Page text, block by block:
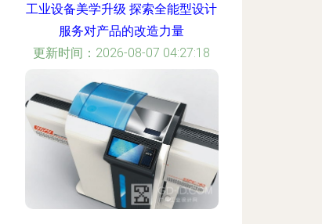
工业设备美学升级 探索全能型设计
服务对产品的改造力量
更新时间：2026-08-07 04:27:18